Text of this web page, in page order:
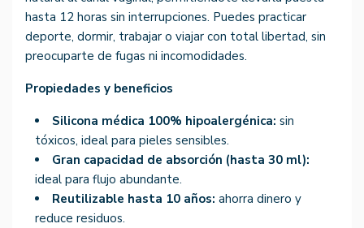
hasta 12 horas sin interrupciones. Puedes practicar
deporte, dormir, trabajar o viajar con total libertad, sin
preocuparte de fugas ni incomodidades.
Propiedades y beneficios
Silicona médica 100% hipoalergénica: sin
tóxicos, ideal para pieles sensibles.
Gran capacidad de absorción (hasta 30 ml):
ideal para flujo abundante.
Reutilizable hasta 10 años: ahorra dinero y
reduce residuos.